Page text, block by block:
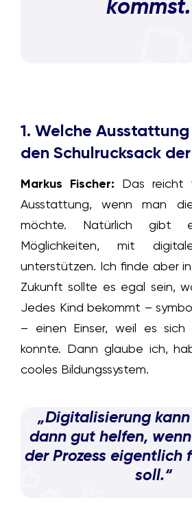
1. Welche
den Schulrucksack
Markus Fischer: Das reicht
Ausstattung, wenn man
möchte. Natürlich gibt
Möglichkeiten, mit
unterstützen. Ich finde aber
Zukunft sollte es egal sein,
Jedes Kind bekommt –
– einen Einser, weil es sich
konnte. Dann glaube ich,
cooles Bildungssystem.
„Digitalisierung
dann gut helfen,
der Prozess eigentlich
soll.“